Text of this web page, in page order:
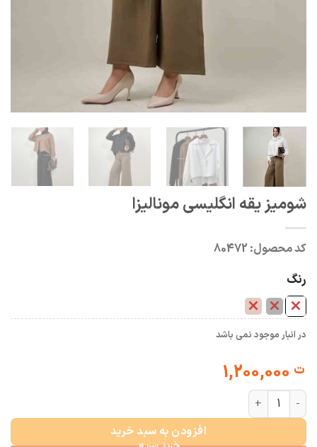
شومیز یقه انگلیسی مونالیزا
کد محصول:80472
رنگ
در انبار موجود نمی باشد
ت1,200,000
شومیز یقه انگلیسی مونالیزا عدد
افزودن به سبد خرید